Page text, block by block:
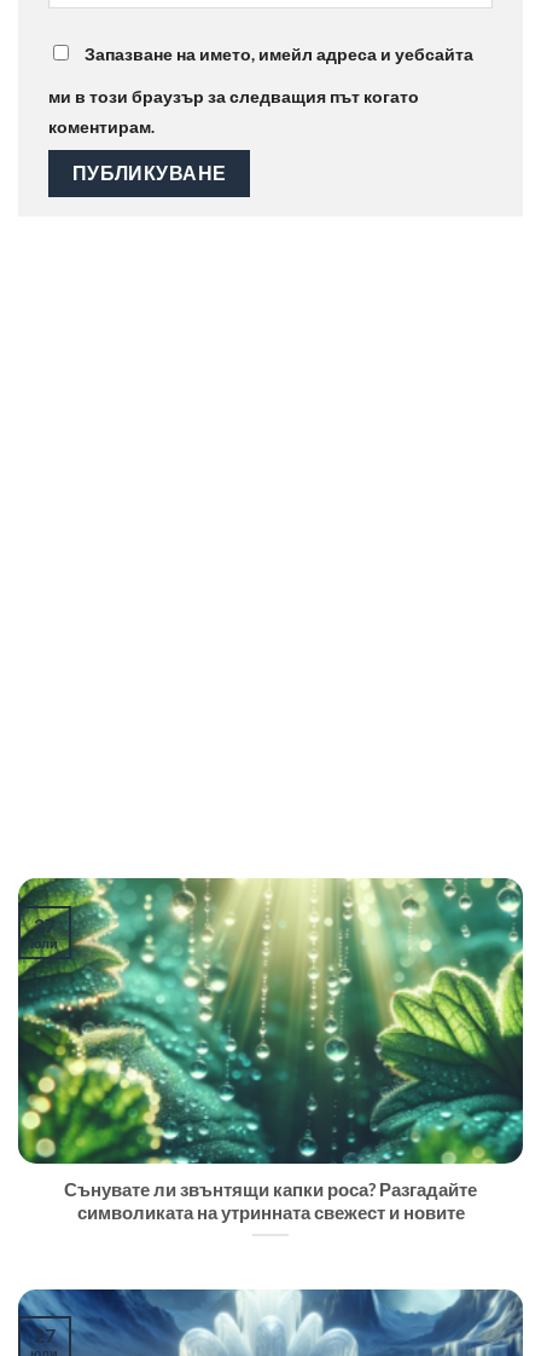
Запазване на името, имейл адреса и уебсайта
ми в този браузър за следващия път когато
коментирам.
Сънувате ли звънтящи капки роса? Разгадайте
символиката на утринната свежест и новите
27
юли
27